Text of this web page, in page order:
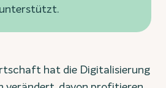
unterstützt.
hat die Digitalisierung